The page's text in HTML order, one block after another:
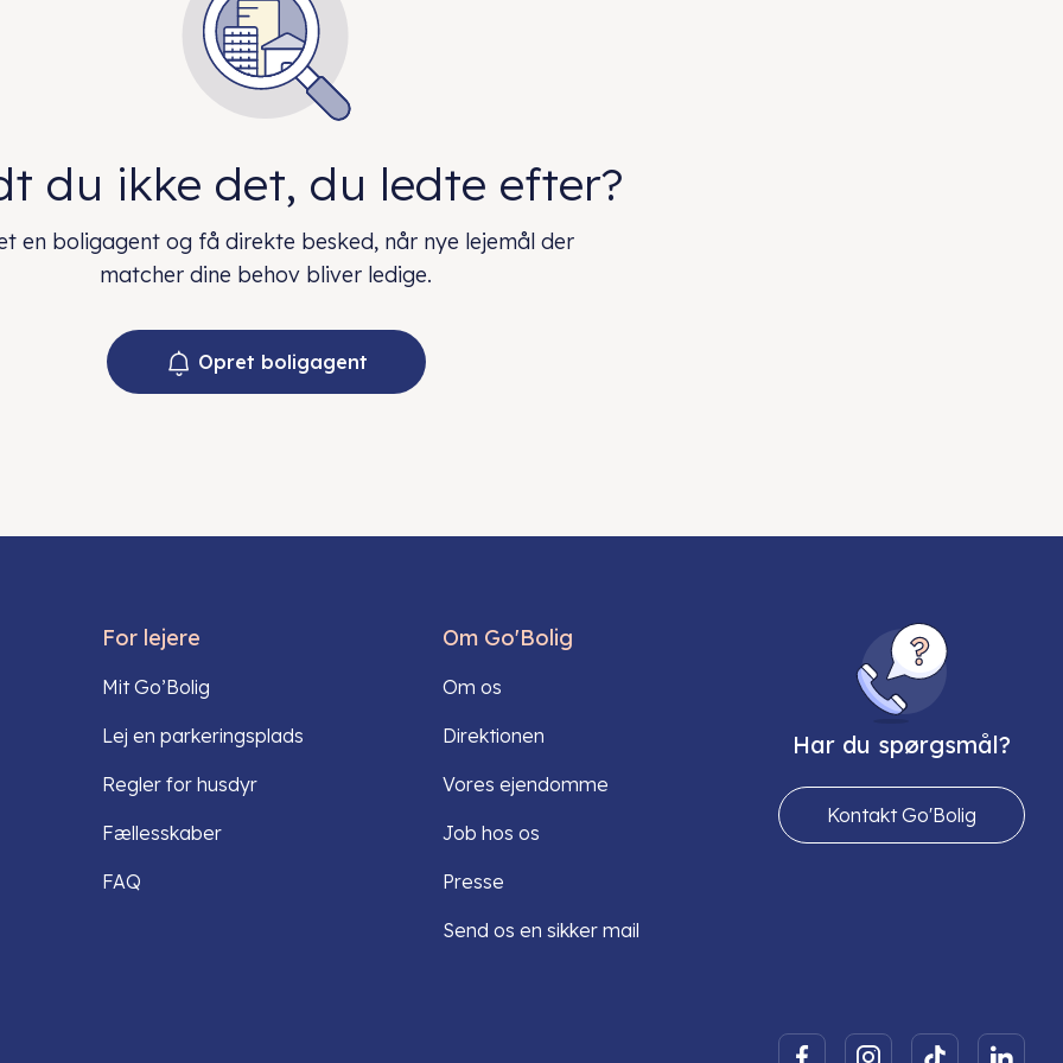
du ikke det, du ledte efter?
en boligagent og få direkte besked, når nye lejemål der
matcher dine behov bliver ledige.
Opret boligagent
For lejere
Mit Go’Bolig
Lej en parkeringsplads
Regler for husdyr
Fællesskaber
FAQ
Om Go'Bolig
Om os
Direktionen
Vores ejendomme
Job hos os
Presse
Send os en sikker mail
Har du spørgsmål?
Kontakt Go'Bolig